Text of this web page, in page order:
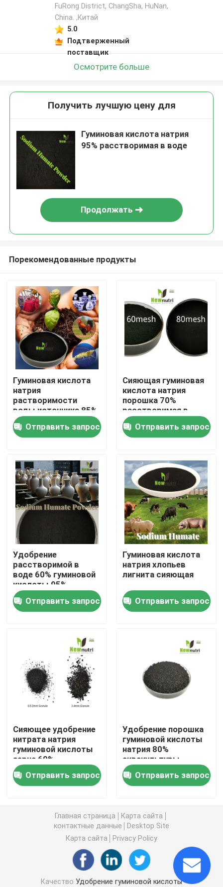
Продукты
О нас
Путешествие фабрики
Проверка качества
Свяжитесь мы
Спросите цитату
Удобрение гуминовой кислоты органическое
Удобрение азота органическое
Удобрение Humate калия
Порошок Fulvic кисловочный
Гуминовая кислота натрия
Составной порошок аминокислоты
Удобрение гуминовой кислоты
Калий Fulvic кисловочное
FuRong District, ChangSha, HuNan,
China. ,Китай
5.0
Подтверженный
поставщик
Осмотрите больше
Получить лучшую цену для
Гуминовая кислота натрия
95% расстворимая в воде
Продолжать
Порекомендованные продукты
Гуминовая кислота
натрия
растворимости
воды источника 85%
Leonardite
Отправить запрос
Сияющая гуминовая
кислота натрия
порошка 70%
расстворимая в
воде
Отправить запрос
Удобрение
расстворимой в
воде 60% гуминовой
кислоты 95%
аграрное
органическое
Отправить запрос
Гуминовая кислота
натрия хлопьев
лигнита сияющая
Отправить запрос
Сияющее удобрение
нитрата натрия
гуминовой кислоты
зерна 60%
Отправить запрос
Удобрение порошка
гуминовой кислоты
натрия 80%
аквакультуры
расстворимое в
водеОтправить запрос
Главная страница
Карта сайта
контактные данные
Desktop Site
Карта сайта
Privacy Policy
Качество Удобрение гуминовой кислоты